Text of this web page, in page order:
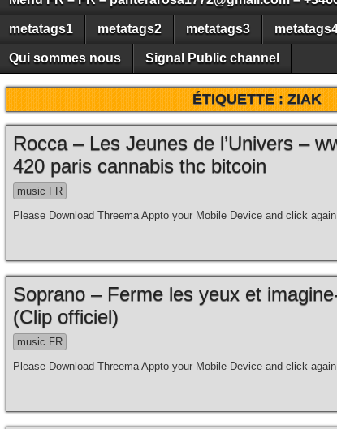
metatags1 metatags2 metatags3
Qui sommes nous Signal Public channel
ÉTIQUETTE :ZIAK
Rocca – Les Jeunes de l’Univers –
420 paris cannabis thc bitcoin
music FR
Please Download Threema Appto your Mobile Device and click again
Soprano – Ferme les yeux et
(Clip officiel)
music FR
Please Download Threema Appto your Mobile Device and click again